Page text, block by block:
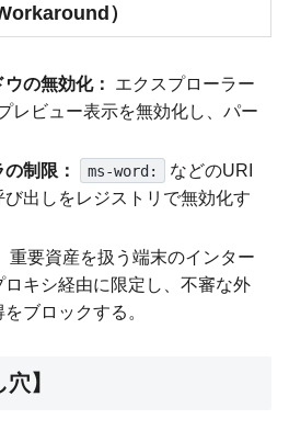
）
の無効化：
エクスプローラー
レビュー表示を無効化し、パー
制限：
ms-word:
などのURI
出しをレジストリで無効化す
重要資産を扱う端末のインター
キシ経由に限定し、不審な外
ブロックする。
】